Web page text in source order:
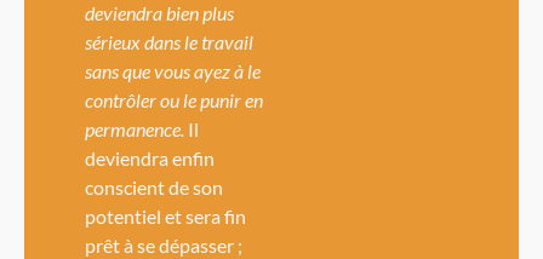
deviendra bien plus
sérieux dans le travail
sans que vous ayez à le
contrôler ou le punir en
permanence. Il
deviendra enfin
conscient de son
potentiel et sera fin
prêt à se dépasser ;